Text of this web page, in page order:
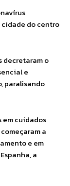
cidade do centro
decretaram o
e
paralisando
em cuidados
a
e em
a